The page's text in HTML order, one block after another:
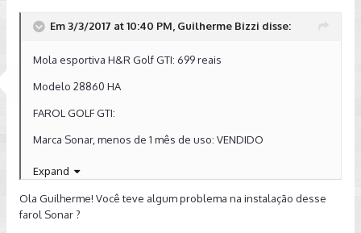
Em 3/3/2017 at 10:40 PM, Guilherme Bizzi disse:
Mola esportiva H&R Golf GTI: 699 reais
Modelo 28860 HA
FAROL GOLF GTI:
Marca Sonar, menos de 1 mês de uso: VENDIDO
Parcelo em até 12x pelo Mercado Livre.
Para maiores detalhes entrar em contato por (47) 98851-1535
Expand
Ola Guilherme! Você teve algum problema na instalação desse
farol Sonar ?